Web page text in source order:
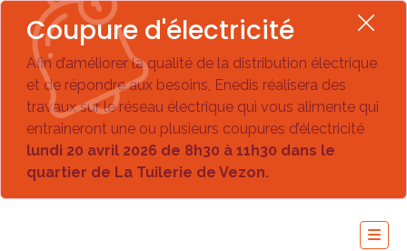
Coupure d'électricité
Afin d’améliorer la qualité de la distribution électrique
et de répondre aux besoins, Enedis réalisera des
travaux sur le réseau électrique qui vous alimente qui
entraîneront une ou plusieurs coupures d’électricité
lundi 20 avril 2026 de 8h30 à 11h30 dans le
quartier de La Tuilerie de Vezon.